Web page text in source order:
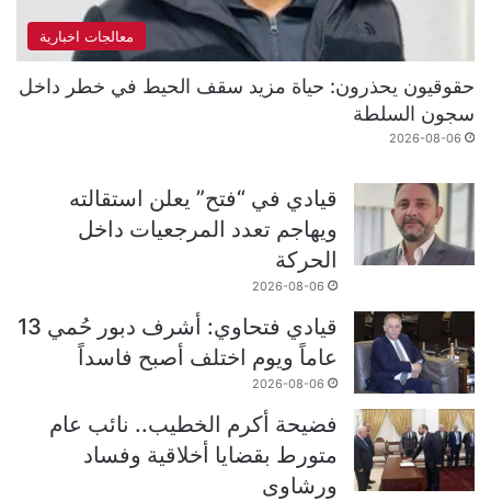
معالجات اخبارية
حقوقيون يحذرون: حياة مزيد سقف الحيط في خطر داخل
سجون السلطة
2026-08-06
قيادي في “فتح” يعلن استقالته
ويهاجم تعدد المرجعيات داخل
الحركة
2026-08-06
قيادي فتحاوي: أشرف دبور حُمي 13
عاماً ويوم اختلف أصبح فاسداً
2026-08-06
فضيحة أكرم الخطيب.. نائب عام
متورط بقضايا أخلاقية وفساد
ورشاوى